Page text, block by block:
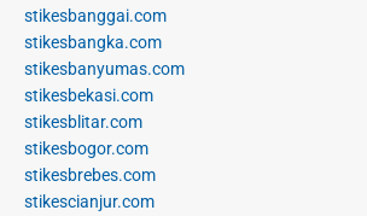
stikesbanggai.com
stikesbangka.com
stikesbanyumas.com
stikesbekasi.com
stikesblitar.com
stikesbogor.com
stikesbrebes.com
stikescianjur.com